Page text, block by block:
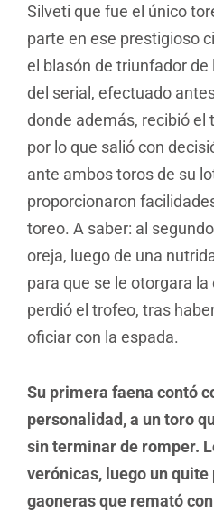
Silveti que fue el único
parte en ese prestigioso
el blasón de triunfador
del serial, efectuado
donde además, recibió el
por lo que salió con
ante ambos toros de su
proporcionaron
toreo. A saber: al
oreja, luego de una
para que se le otorgara
perdió el trofeo, tras
oficiar con la espada.
Su primera faena contó
personalidad, a un toro
sin terminar de romper.
verónicas, luego un
gaoneras que remató